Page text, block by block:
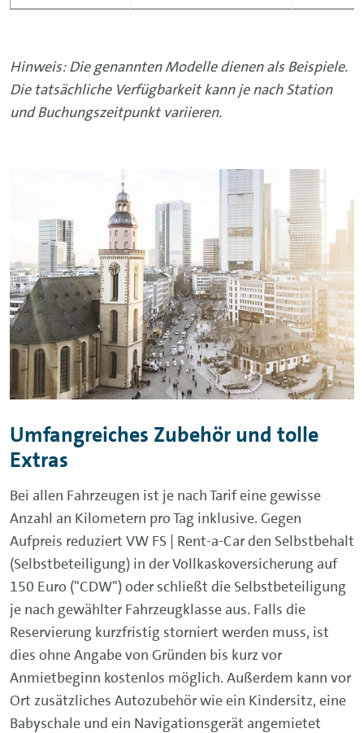
Hinweis: Die genannten Modelle dienen als Beispiele.
Die tatsächliche Verfügbarkeit kann je nach Station
und Buchungszeitpunkt variieren.
Umfangreiches Zubehör und tolle
Extras
Bei allen Fahrzeugen ist je nach Tarif eine gewisse
Anzahl an Kilometern pro Tag inklusive. Gegen
Aufpreis reduziert VW FS | Rent-a-Car den Selbstbehalt
(Selbstbeteiligung) in der Vollkaskoversicherung auf
150 Euro ("CDW") oder schließt die Selbstbeteiligung
je nach gewählter Fahrzeugklasse aus. Falls die
Reservierung kurzfristig storniert werden muss, ist
dies ohne Angabe von Gründen bis kurz vor
Anmietbeginn kostenlos möglich. Außerdem kann vor
Ort zusätzliches Autozubehör wie ein Kindersitz, eine
Babyschale und ein Navigationsgerät angemietet